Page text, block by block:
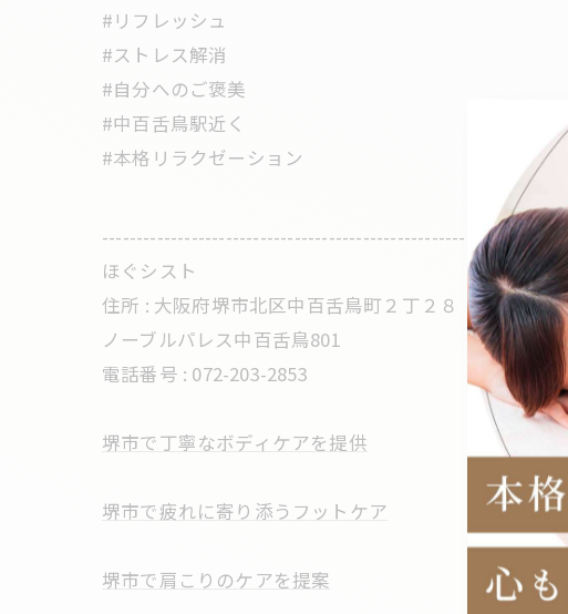
#リフレッシュ
#ストレス解消
#自分へのご褒美
#中百舌鳥駅近く
#本格リラクゼーション
ほぐシスト
住所 : 大阪府堺市北区中百舌鳥町２丁２８
ノーブルパレス中百舌鳥801
電話番号 : 072-203-2853
堺市で丁寧なボディケアを提供
堺市で疲れに寄り添うフットケア
堺市で肩こりのケアを提案